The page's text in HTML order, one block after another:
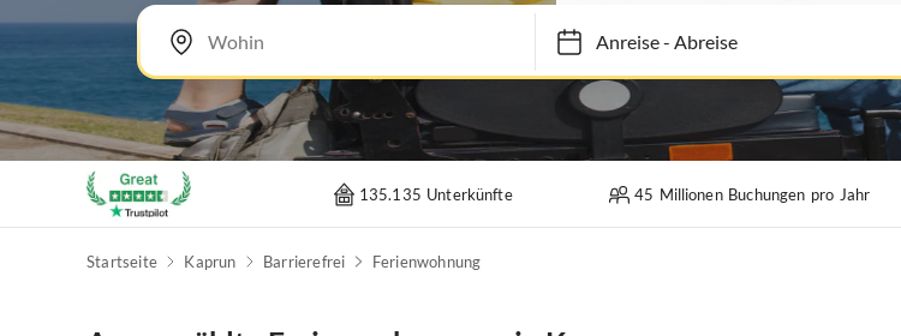
Anreise-Abreise
135.135 Unterkünfte 45 Millionen Buchungen pro Jahr
Startseite Kaprun Barrierefrei Ferienwohnung